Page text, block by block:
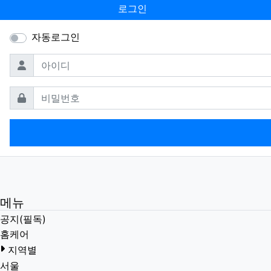
로그인
자동로그인
아이디
필수
비밀번호필수
메뉴
공지(필독)
홈케어
지역별
서울